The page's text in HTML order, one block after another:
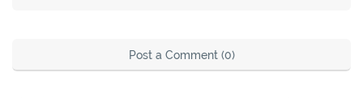
Post a Comment (0)